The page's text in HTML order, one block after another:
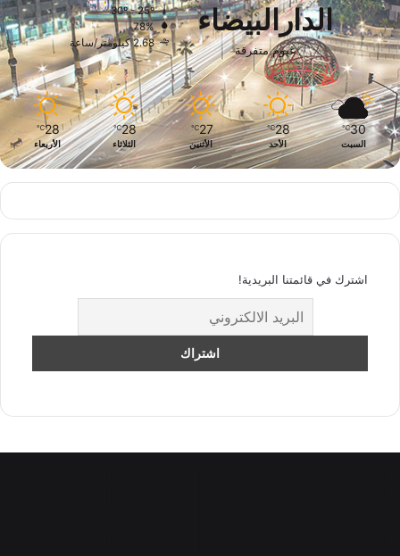
الدارالبيضاء
غيوم متفرقة
30º - 25º
78%
2.68 كيلومتر/ساعة
30
℃
السبت
28
℃
الأحد
27
℃
الأثنين
28
℃
الثلاثاء
28
℃
الأربعاء
اشترك في قائمتنا البريدية!